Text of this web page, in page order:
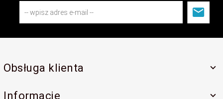
Obsługa klienta
Informacje